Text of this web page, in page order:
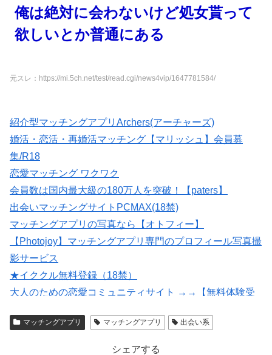
俺は絶対に会わないけど処女貰って
欲しいとか普通にある
元スレ：https://mi.5ch.net/test/read.cgi/news4vip/1647781584/
紹介型マッチングアプリArchers(アーチャーズ)
婚活・恋活・再婚活マッチング【マリッシュ】会員募
集/R18
恋愛マッチング ワクワク
会員数は国内最大級の180万人を突破！【paters】
出会いマッチングサイトPCMAX(18禁)
マッチングアプリの写真なら【オトフィー】
【Photojoy】マッチングアプリ専門のプロフィール写真撮
影サービス
★イククル無料登録（18禁）
大人のための恋愛コミュニティサイト →→【無料体験受
いいねがもらえる写真を撮影【マッチングフォト】
マッチングアプリ マッチングアプリ 出会い系
シェアする